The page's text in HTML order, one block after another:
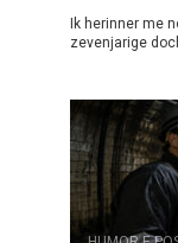
Ik herinner me
zevenjarige